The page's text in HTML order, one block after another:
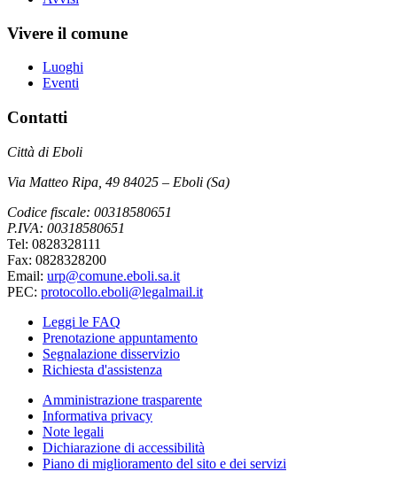
Vivere il comune
Luoghi
Eventi
Contatti
Città di Eboli
Via Matteo Ripa, 49 84025 – Eboli (Sa)
Codice fiscale: 00318580651
P.IVA: 00318580651
Tel: 0828328111
Fax: 0828328200
Email: urp@comune.eboli.sa.it
PEC: protocollo.eboli@legalmail.it
Leggi le FAQ
Prenotazione appuntamento
Segnalazione disservizio
Richiesta d'assistenza
Amministrazione trasparente
Informativa privacy
Note legali
Dichiarazione di accessibilità
Piano di miglioramento del sito e dei servizi